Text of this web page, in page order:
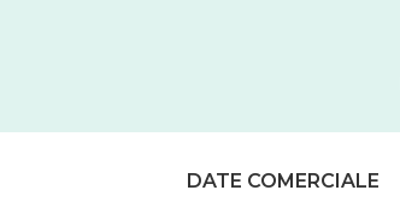
DATE COMERCIALE